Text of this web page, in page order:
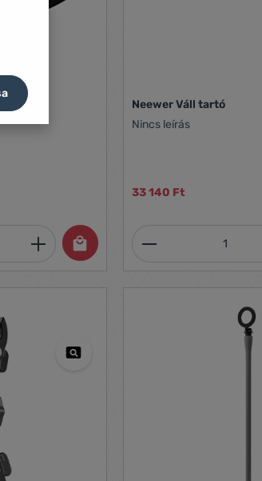
vagy használja a
Adja meg a kívánt
Neewer Váll tartó
Nincs leírás
33 140 Ft